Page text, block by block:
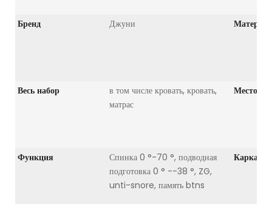
Бренд Джуни Материал
Весь набор
в том числе кровать, кровать,
матрас
Место
Функция
Спинка 0 °-70 °, подводная
подготовка 0 ° --38 °, ZG,
unti-snore, память btns
Каркас